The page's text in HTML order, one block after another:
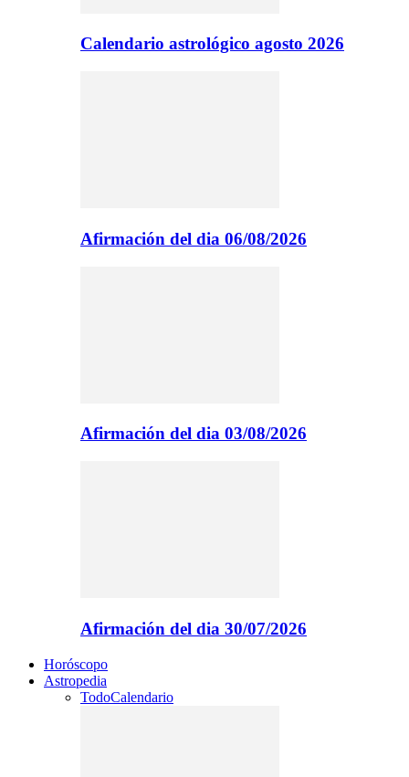
Calendario astrológico agosto 2026
Afirmación del dia 06/08/2026
Afirmación del dia 03/08/2026
Afirmación del dia 30/07/2026
Horóscopo
Astropedia
TodoCalendario